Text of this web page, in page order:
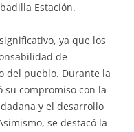
Estación.
ya que los
de
del pueblo. Durante la
su compromiso con la
y el desarrollo
se destacó la